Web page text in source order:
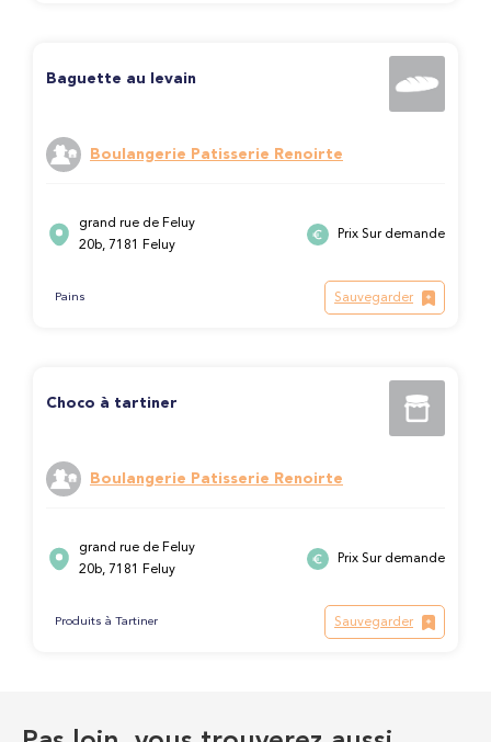
Baguette au levain
Boulangerie Patisserie Renoirte
grand rue de Feluy
20b, 7181 Feluy
Prix Sur demande
Pains Sauvegarder
Choco à tartiner
Boulangerie Patisserie Renoirte
grand rue de Feluy
20b, 7181 Feluy
Prix Sur demande
Produits à Tartiner Sauvegarder